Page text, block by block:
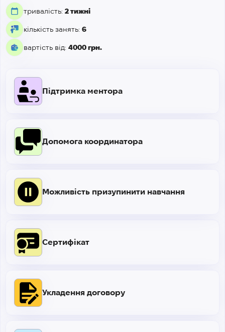
тривалість: 2 тижні
кількість занять: 6
вартість від: 4000 грн.
Підтримка ментора
Сертифікат
Допомога координатора
Укладення договору
Можливість призупинити навчання